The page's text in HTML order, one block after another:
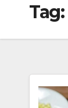
Tag: